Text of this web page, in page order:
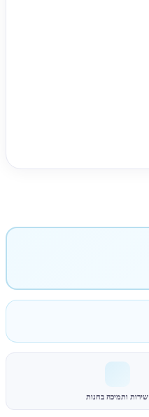
שירות ותמיכה בחנות